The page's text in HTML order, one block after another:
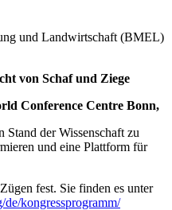
und Landwirtschaft (BMEL)
von Schaf und Ziege
Conference Centre Bonn,
Stand der Wissenschaft zu
und eine Plattform für
fest. Sie finden es unter
de/kongressprogramm/